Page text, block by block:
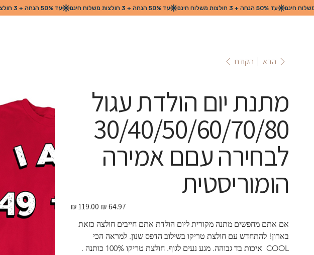
הקודם הבא
מתנת יום הולדת עגול
30/40/50/60/70/80
לבחירה עםם אמירה
הומוריסטית
מחיר
מקורי
מחיר
מבצע
אם אתם מחפשים מתנה מקורית ליום הולדת אתם חייבים חולצה כזאת
בארון! להתחדש עם חולצת טריקו בשילוב הדפס שנון. למראה הכי
COOL  איכות בד גבוהה. מגע נעים לגוף. חולצת טריקו 100% כותנה .